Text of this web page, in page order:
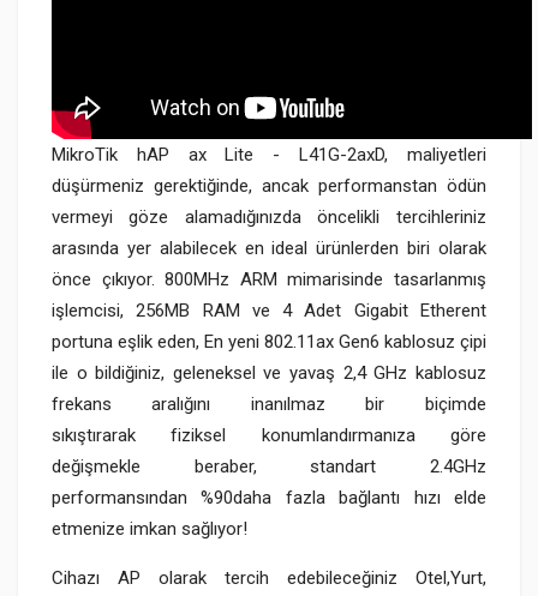
MikroTik hAP ax Lite - L41G-2axD, maliyetleri
düşürmeniz gerektiğinde, ancak performanstan ödün
vermeyi göze alamadığınızda öncelikli tercihleriniz
arasında yer alabilecek en ideal ürünlerden biri olarak
önce çıkıyor. 800MHz ARM mimarisinde tasarlanmış
işlemcisi, 256MB RAM ve 4 Adet Gigabit Etherent
portuna eşlik eden, En yeni 802.11ax Gen6 kablosuz çipi
ile o bildiğiniz, geleneksel ve yavaş 2,4 GHz kablosuz
frekans aralığını inanılmaz bir biçimde
sıkıştırarak fiziksel konumlandırmanıza göre
değişmekle beraber, standart 2.4GHz
performansından %90daha fazla bağlantı hızı elde
etmenize imkan sağlıyor!
Cihazı AP olarak tercih edebileceğiniz Otel,Yurt,